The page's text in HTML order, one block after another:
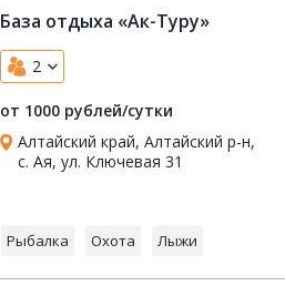
База отдыха «Ак-Туру»
2
от 1000 рублей/сутки
Алтайский край, Алтайский р-н,
с. Ая, ул. Ключевая 31
Рыбалка Охота Лыжи